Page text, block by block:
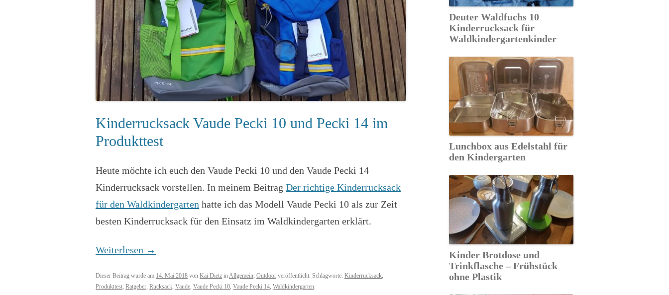
Kinderrucksack Vaude Pecki 10 und Pecki 14 im
Produkttest
Heute möchte ich euch den Vaude Pecki 10 und den Vaude Pecki 14
Kinderrucksack vorstellen. In meinem Beitrag Der richtige Kinderrucksack
für den Waldkindergarten hatte ich das Modell Vaude Pecki 10 als zur Zeit
besten Kinderrucksack für den Einsatz im Waldkindergarten erklärt.
Weiterlesen →
Dieser Beitrag wurde am 14. Mai 2018 von Kai Dietz inAllgemein, Outdoor veröffentlicht. Schlagworte: Kinderrucksack,
Produkttest, Ratgeber, Rucksack, Vaude, Vaude Pecki 10, Vaude Pecki 14, Waldkindergarten.
Deuter Waldfuchs 10
Kinderrucksack für
Waldkindergartenkinder
Lunchbox aus Edelstahl für
den Kindergarten
Kinder Brotdose und
Trinkflasche – Frühstück
ohne Plastik